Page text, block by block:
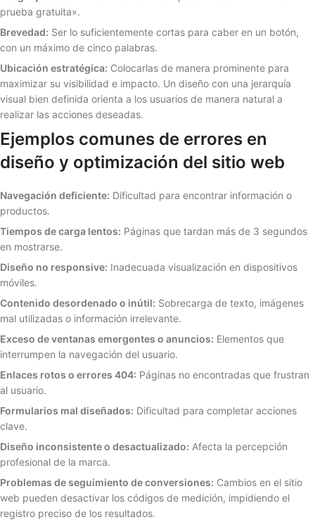
prueba gratuita».
Brevedad: Ser lo suficientemente cortas para caber en un botón,
con un máximo de cinco palabras.
Ubicación estratégica: Colocarlas de manera prominente para
maximizar su visibilidad e impacto. Un diseño con una jerarquía
visual bien definida orienta a los usuarios de manera natural a
realizar las acciones deseadas.
Ejemplos comunes de errores en
diseño y optimización del sitio web
Navegación deficiente: Dificultad para encontrar información o
productos.
Tiempos de carga lentos: Páginas que tardan más de 3 segundos
en mostrarse.
Diseño no responsive: Inadecuada visualización en dispositivos
móviles.
Contenido desordenado o inútil: Sobrecarga de texto, imágenes
mal utilizadas o información irrelevante.
Exceso de ventanas emergentes o anuncios: Elementos que
interrumpen la navegación del usuario.
Enlaces rotos o errores 404: Páginas no encontradas que frustran
al usuario.
Formularios mal diseñados: Dificultad para completar acciones
clave.
Diseño inconsistente o desactualizado: Afecta la percepción
profesional de la marca.
Problemas de seguimiento de conversiones: Cambios en el sitio
web pueden desactivar los códigos de medición, impidiendo el
registro preciso de los resultados.